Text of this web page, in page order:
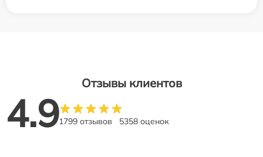
Отзывы клиентов
4.91799 отзывов 5358 оценок